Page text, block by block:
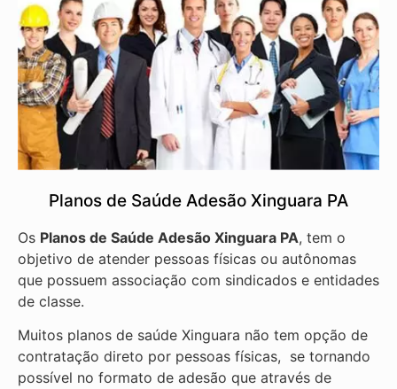
Planos de Saúde Adesão Xinguara PA
Os Planos de Saúde Adesão Xinguara PA, tem o
objetivo de atender pessoas físicas ou autônomas
que possuem associação com sindicados e entidades
de classe.
Muitos planos de saúde Xinguara não tem opção de
contratação direto por pessoas físicas, se tornando
possível no formato de adesão que através de